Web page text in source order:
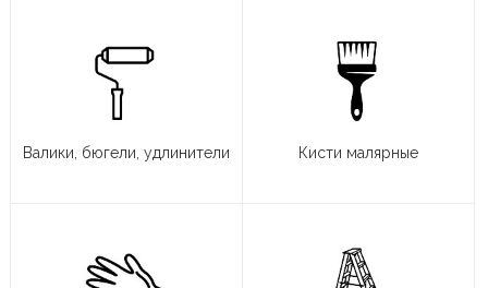
Валики, бюгели, удлинители Кисти малярные